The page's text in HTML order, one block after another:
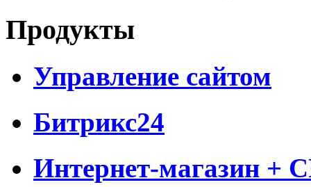
Продукты
Управление сайтом
Битрикс24
Интернет-магазин +